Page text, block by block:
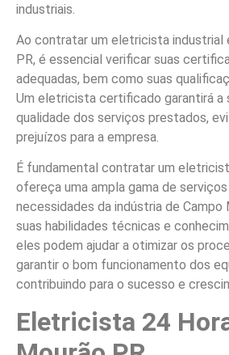
industriais.
Ao contratar um eletricista industrial
PR, é essencial verificar suas
adequadas, bem como suas
Um eletricista certificado garantirá a
qualidade dos serviços prestados,
prejuízos para a empresa.
É fundamental contratar um
ofereça uma ampla gama de
necessidades da indústria de Campo
suas habilidades técnicas e
eles podem ajudar a otimizar os
garantir o bom funcionamento dos
contribuindo para o sucesso e
Eletricista 24